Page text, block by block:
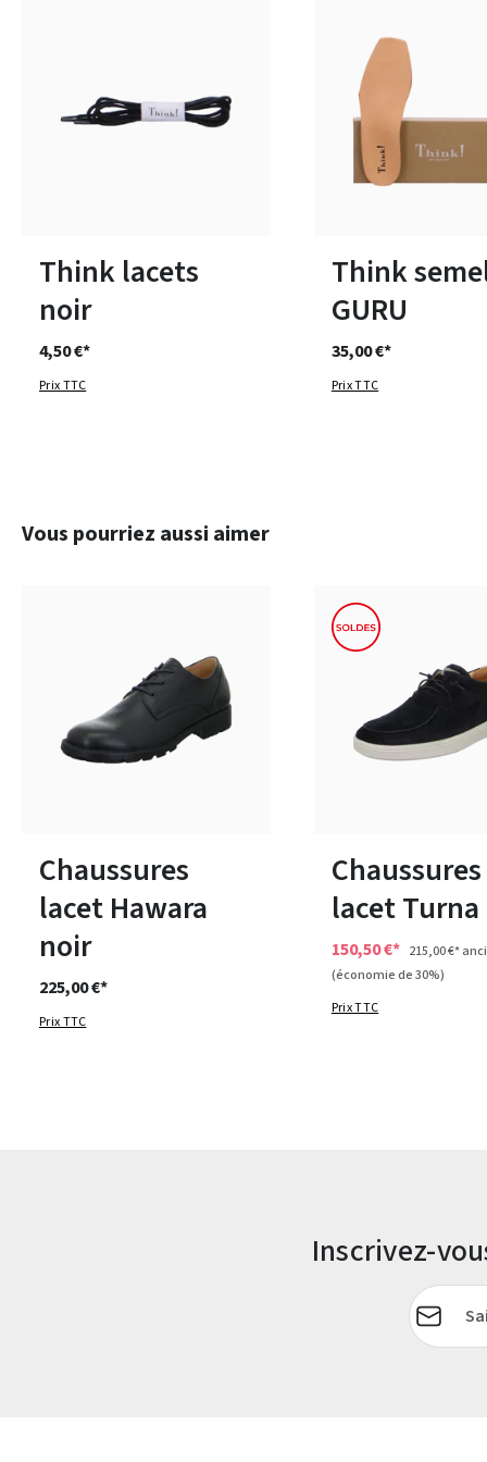
Think lacets
noir
4,50 €*
Prix TTC
Think
GURU
35,00 €*
Prix TTC
Ignorer la galerie de produits
Vous pourriez aussi aimer
Chaussures
lacet Hawara
noir
225,00 €*
Prix TTC
Chaussures
lacet
150,50 €* 215,00 €*
(économie de 30%)
Prix TTC
Inscrivez-
Adresse e-